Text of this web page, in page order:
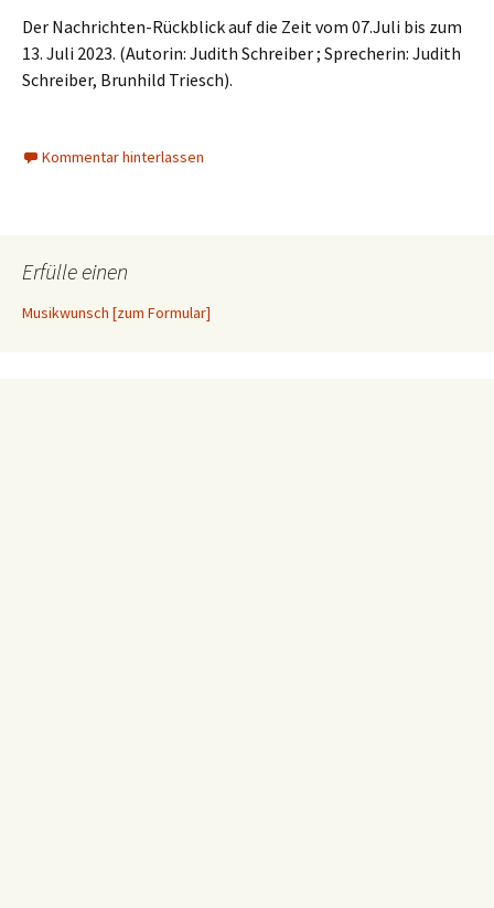
Der Nachrichten-Rückblick auf die Zeit vom 07.Juli bis zum
13. Juli 2023. (Autorin: Judith Schreiber ; Sprecherin: Judith
Schreiber, Brunhild Triesch).
Kommentar hinterlassen
Erfülle einen
Musikwunsch [zum Formular]